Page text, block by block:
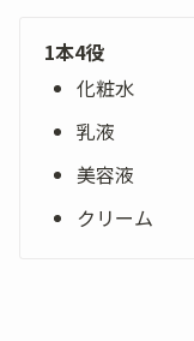
1本4役
化粧水
乳液
美容液
クリーム